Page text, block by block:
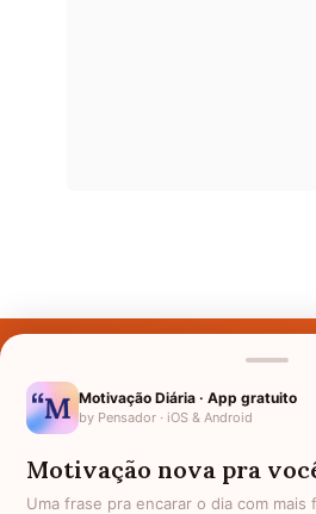
Nomes pelo
Motivação Diária · App gratuito
by Pensador · iOS & Android
Motivação nova pra
Uma frase pra encarar o dia com mais